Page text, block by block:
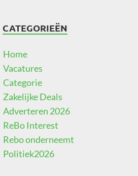
CATEGORIEËN
Home
Vacatures
Categorie
Zakelijke Deals
Adverteren 2026
ReBo Interest
Rebo onderneemt
Politiek2026